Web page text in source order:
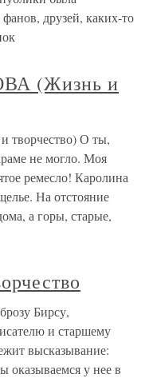
друзей, каких-то
(Жизнь и
О ты,
не могло. Моя
ремесло! Каролина
На отстояние
а горы, старые,
Бирсу,
и старшему
высказывание:
оказываемся у нее в